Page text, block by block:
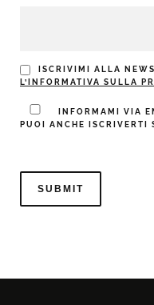
ISCRIVIMI ALLA
L’INFORMATIVA SULLA
INFORMAMI VIA
PUOI ANCHE ISCRIVERTI